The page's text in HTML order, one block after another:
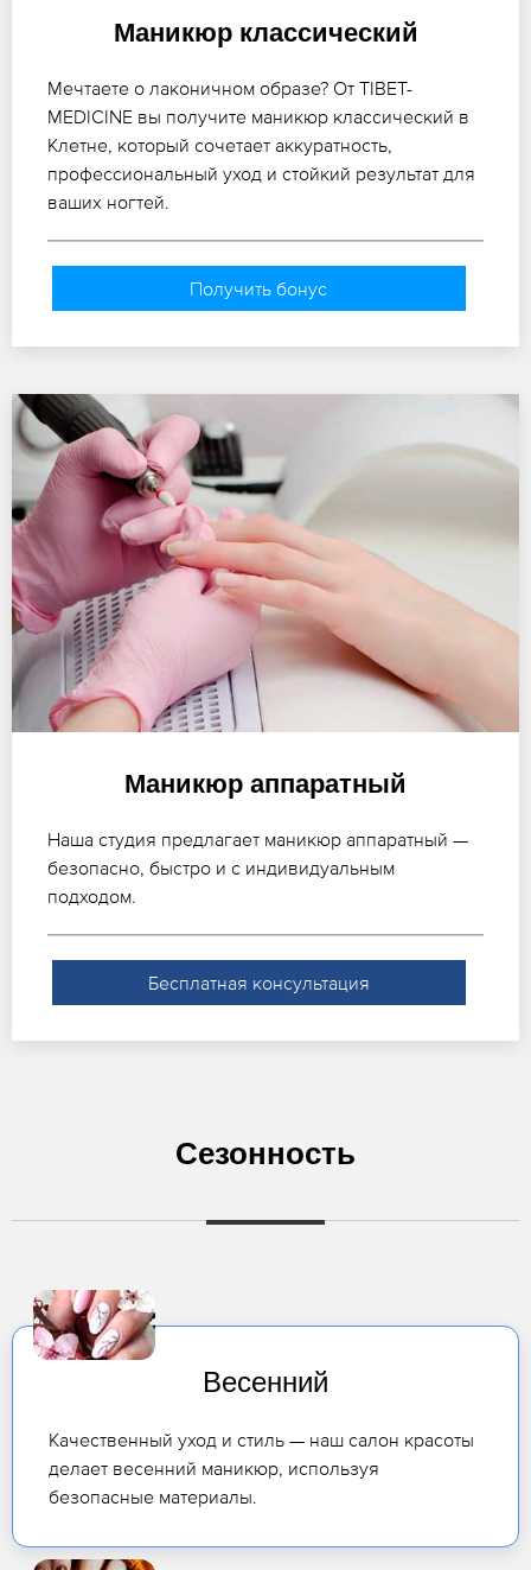
Маникюр классический
Мечтаете о лаконичном образе? От TIBET-
MEDICINE вы получите маникюр классический в
Клетне, который сочетает аккуратность,
профессиональный уход и стойкий результат для
ваших ногтей.
Получить бонус
Маникюр аппаратный
Наша студия предлагает маникюр аппаратный —
безопасно, быстро и с индивидуальным
подходом.
Бесплатная консультация
Сезонность
Весенний
Качественный уход и стиль — наш салон красоты
делает весенний маникюр, используя
безопасные материалы.